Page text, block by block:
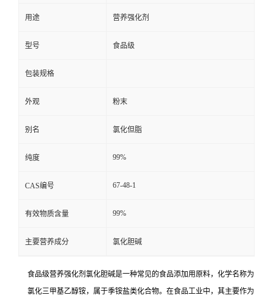
用途 营养强化剂
型号 食品级
包装规格
外观 粉末
别名 氯化但脂
纯度 99%
CAS编号 67-48-1
有效物质含量 99%
主要营养成分 氯化胆碱
食品级营养强化剂氯化胆碱是一种常见的食品添加用原料，化学名称为
氯化三甲基乙醇铵，属于季铵盐类化合物。在食品工业中，其主要作为